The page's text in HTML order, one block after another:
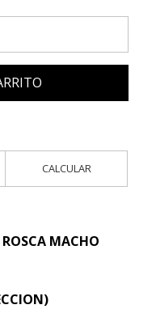
CALCULAR
MACHO